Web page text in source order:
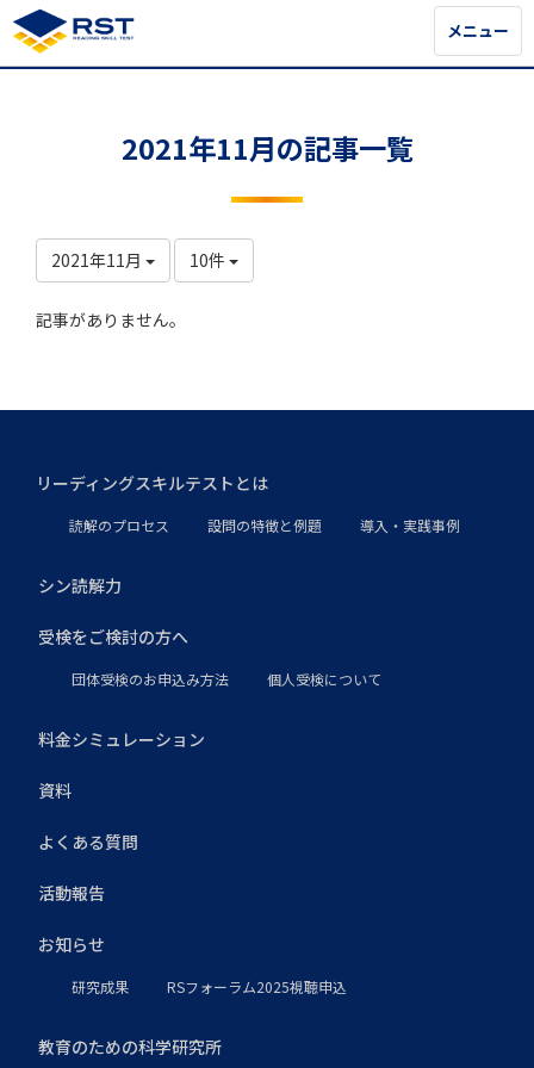
メニュー
メニュー
2021年11月の記事一覧
2021年11月 10件
記事がありません。
リーディングスキルテストとは
読解のプロセス 設問の特徴と例題 導入・実践事例
シン読解力
受検をご検討の方へ
団体受検のお申込み方法 個人受検について
料金シミュレーション
資料
よくある質問
活動報告
お知らせ
研究成果 RSフォーラム2025視聴申込
教育のための科学研究所